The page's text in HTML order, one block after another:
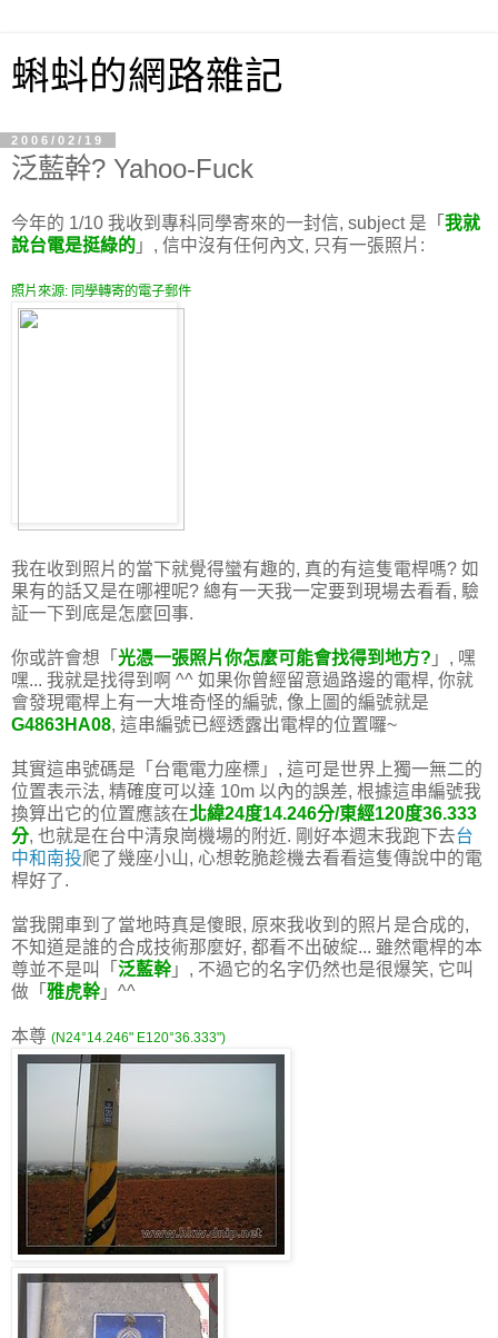
蝌蚪的網路雜記
2006/02/19
泛藍幹? Yahoo-Fuck
今年的 1/10 我收到專科同學寄來的一封信, subject 是「 我就
說台電是挺綠的 」, 信中沒有任何內文, 只有一張照片:
照片來源: 同學轉寄的電子郵件
我在收到照片的當下就覺得蠻有趣的, 真的有這隻電桿嗎? 如
果有的話又是在哪裡呢? 總有一天我一定要到現場去看看, 驗
証一下到底是怎麼回事.
你或許會想「 光憑一張照片你怎麼可能會找得到地方? 」, 嘿
嘿... 我就是找得到啊 ^^ 如果你曾經留意過路邊的電桿, 你就
會發現電桿上有一大堆奇怪的編號, 像上圖的編號就是
G4863HA08, 這串編號已經透露出電桿的位置囉~
其實這串號碼是「台電電力座標」, 這可是世界上獨一無二的
位置表示法, 精確度可以達 10m 以內的誤差, 根據這串編號我
換算出它的位置應該在北緯24度14.246分/東經120度36.333
分, 也就是在台中清泉崗機場的附近. 剛好本週末我跑下去台
中和南投爬了幾座小山, 心想乾脆趁機去看看這隻傳說中的電
桿好了.
當我開車到了當地時真是傻眼, 原來我收到的照片是合成的,
不知道是誰的合成技術那麼好, 都看不出破綻... 雖然電桿的本
尊並不是叫「 泛藍幹 」, 不過它的名字仍然也是很爆笑, 它叫
做「 雅虎幹 」^^
本尊 (N24°14.246" E120°36.333")